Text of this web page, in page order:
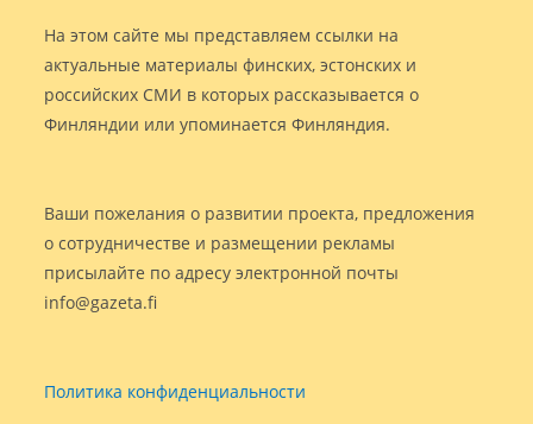
На этом сайте мы представляем ссылки на
актуальные материалы финских, эстонских и
российских СМИ в которых рассказывается о
Финляндии или упоминается Финляндия.
Ваши пожелания о развитии проекта, предложения
о сотрудничестве и размещении рекламы
присылайте по адресу электронной почты
info@gazeta.fi
Политика конфиденциальности